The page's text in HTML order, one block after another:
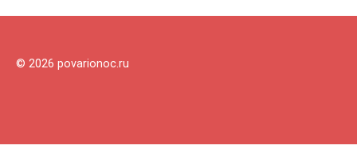
© 2026 povarionoc.ru